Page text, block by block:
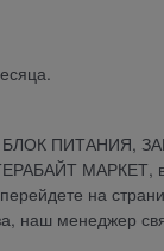
ПИТАНИЯ,
МАРКЕТ,
на
наш менеджер